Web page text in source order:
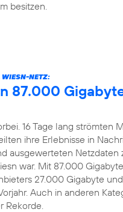
besitzen.
WIESN-NETZ:
87.000
16 Tage lang strömten
ihre Erlebnisse in
ausgewerteten Netzdaten
war. Mit 87.000
27.000 Gigabyte
Auch in anderen
Rekorde.